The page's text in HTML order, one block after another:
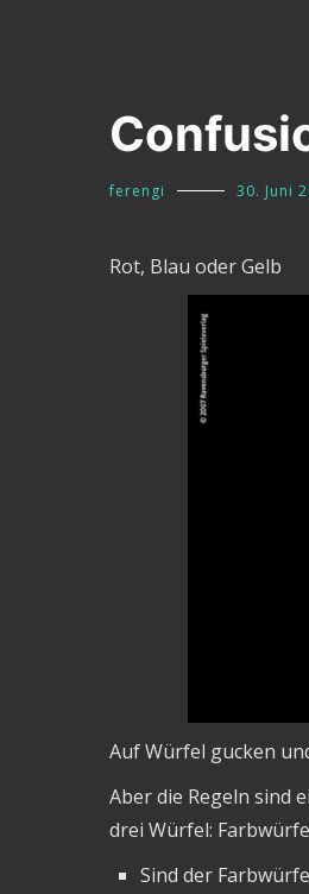
ferengi 30. Juni
Rot, Blau oder Gelb
Auf Würfel gucken
Aber die Regeln sind
drei Würfel:
Sind der